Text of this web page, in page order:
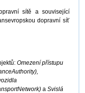
sítě a související
dopravní síť
Omezení přístupu
a Svislá